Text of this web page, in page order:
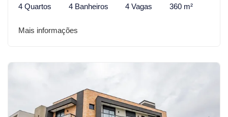
4 Quartos 4 Banheiros 4 Vagas 360 m²
Mais informações